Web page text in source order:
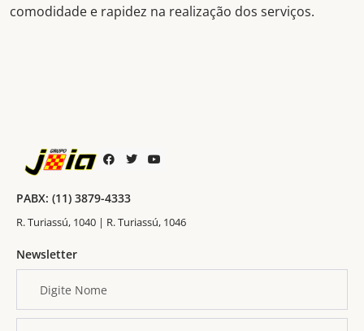
comodidade e rapidez na realização dos serviços.
PABX: (11) 3879-4333
R. Turiassú, 1040 | R. Turiassú, 1046
Newsletter